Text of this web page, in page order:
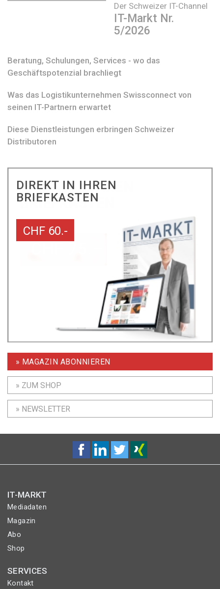
Der Schweizer IT-Channel
IT-Markt Nr.
5/2026
Beratung, Schulungen, Services - wo das
Geschäftspotenzial brachliegt
Was das Logistikunternehmen Swissconnect von
seinen IT-Partnern erwartet
Diese Dienstleistungen erbringen Schweizer
Distributoren
DIREKT IN IHREN
BRIEFKASTEN
CHF 60.-
» MAGAZIN ABONNIEREN
» ZUM SHOP
» NEWSLETTER
IT-MARKT
Mediadaten
Magazin
Abo
Shop
SERVICES
Kontakt